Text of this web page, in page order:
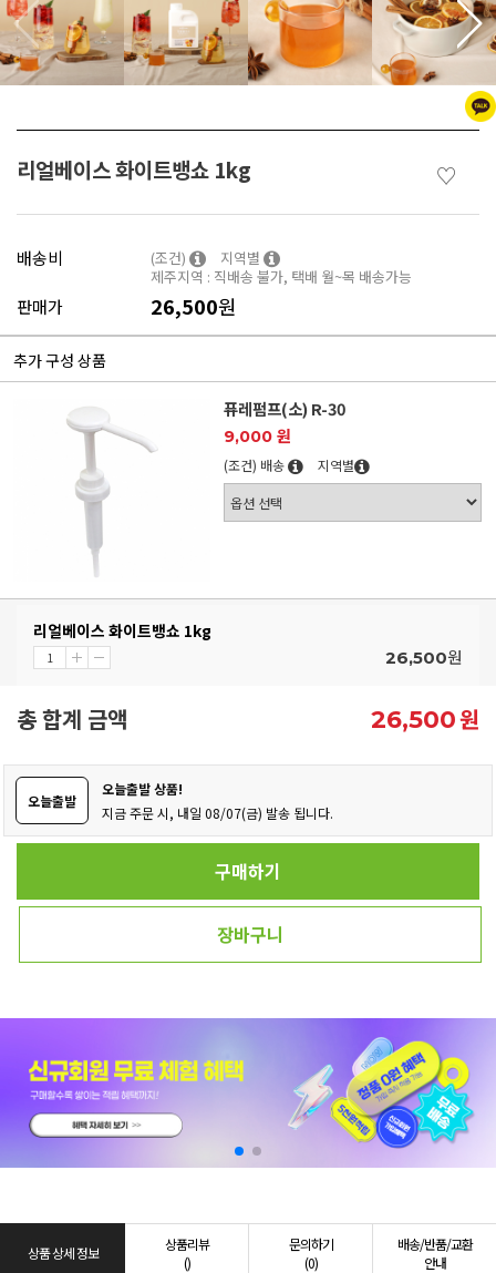
리얼베이스 화이트뱅쇼 1kg ♡
배송비 (조건)
지역별
제주지역 : 직배송 불가, 택배 월~목 배송가능
판매가 26,500원
추가 구성 상품
퓨레펌프(소) R-30
9,000 원
(조건) 배송 지역별
리얼베이스 화이트뱅쇼 1kg
26,500원
총 합계 금액 26,500원
오늘출발
오늘출발 상품!
지금 주문 시, 내일 08/07(금) 발송 됩니다.
구매하기
장바구니
상품 상세 정보
상품리뷰
()
문의하기
(0)
배송/반품/교환
안내